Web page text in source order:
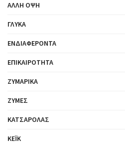
ΆΛΛΗ ΌΨΗ
ΓΛΥΚΆ
ΕΝΔΙΑΦΈΡΟΝΤΑ
ΕΠΙΚΑΙΡΌΤΗΤΑ
ΖΥΜΑΡΙΚΆ
ΖΎΜΕΣ
ΚΑΤΣΑΡΌΛΑΣ
ΚΈΙΚ